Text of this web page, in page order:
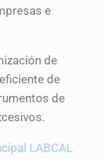
e
de
de
de
LABCAL